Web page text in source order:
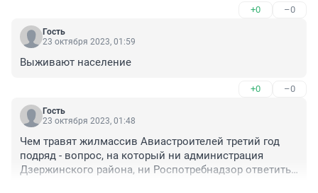
+0 –0
Гость
23 октября 2023, 01:59
Выживают население
+0 –0
Гость
23 октября 2023, 01:48
Чем травят жилмассив Авиастроителей третий год
подряд - вопрос, на который ни администрация
Дзержинского района, ни Роспотребнадзор ответить